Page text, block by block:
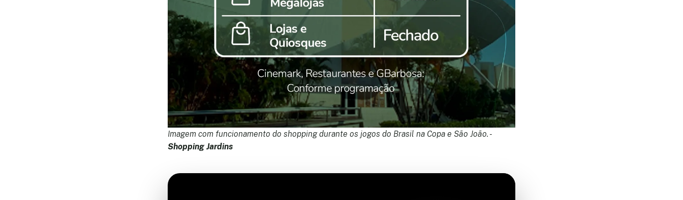
Imagem com funcionamento do shopping durante os jogos do Brasil na Copa e São João. -
Shopping Jardins